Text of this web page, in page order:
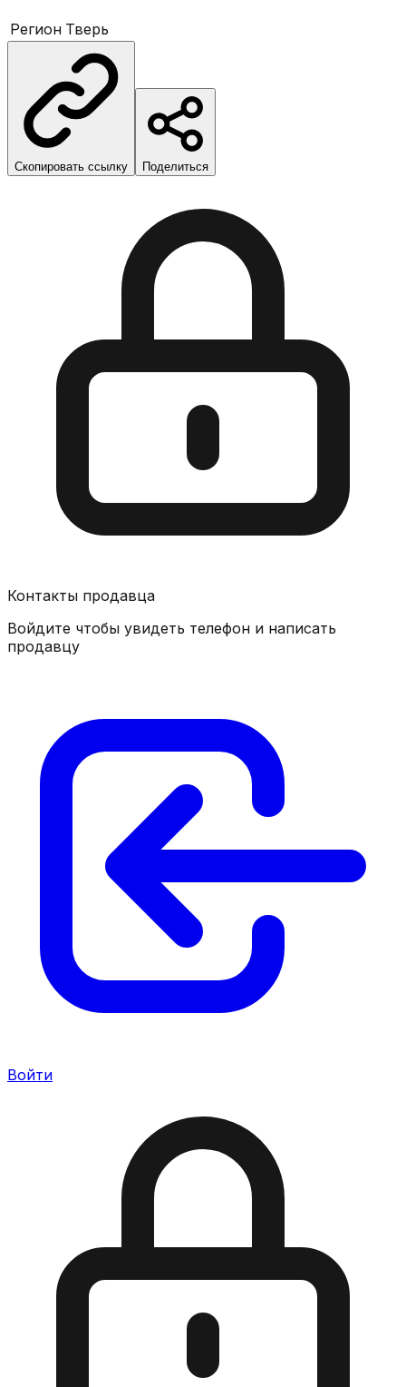
Регион Тверь
Скопировать ссылку Поделиться
Контакты продавца
Войдите чтобы увидеть телефон и написать
продавцу
Войти